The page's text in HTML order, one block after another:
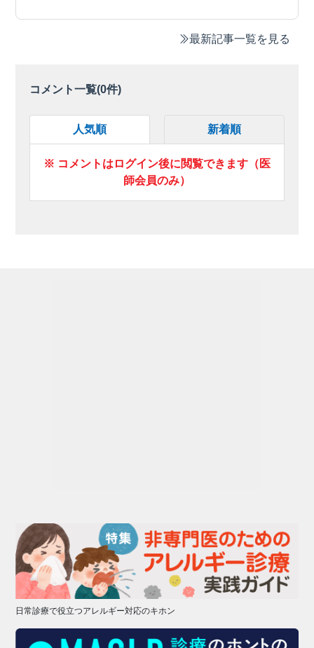
最新記事一覧を見る
コメント一覧(0件)
人気順 新着順
※ コメントはログイン後に閲覧できます（医
師会員のみ）
日常診療で役立つアレルギー対応のキホン